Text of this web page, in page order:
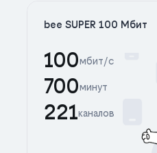
bee SUPER 100 Мбит
100мбит/с
700минут
221каналов